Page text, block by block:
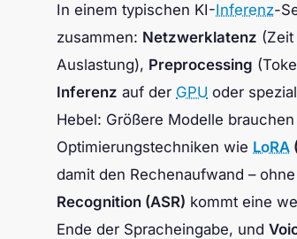
In einem typischen KI-Inferenz-
zusammen: Netzwerklatenz
Auslastung), Preprocessing
Inferenz auf der GPU oder
Hebel: Größere Modelle
Optimierungstechniken wie LoRA
damit den Rechenaufwand –
Recognition (ASR) kommt eine
Ende der Spracheingabe, und